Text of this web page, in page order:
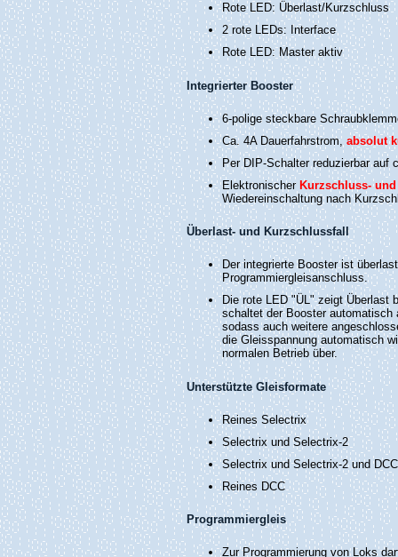
Rote LED: Überlast/Kurzschluss
2 rote LEDs: Interface
Rote LED: Master aktiv
Integrierter Booster
6-polige steckbare
Ca. 4A Dauerfahrstrom, absolut
Per DIP-Schalter reduzierbar auf
Elektronischer Kurzschluss-
Wiedereinschaltung nach
Überlast- und Kurzschlussfall
Der integrierte Booster ist
Programmiergleisanschluss.
Die rote LED "ÜL" zeigt Überlast
schaltet der Booster automatisch
sodass auch weitere
die Gleisspannung automatisch
normalen Betrieb über.
Unterstützte Gleisformate
Reines Selectrix
Selectrix und Selectrix-2
Selectrix und Selectrix-2 und DCC
Reines DCC
Programmiergleis
Zur Programmierung von Loks